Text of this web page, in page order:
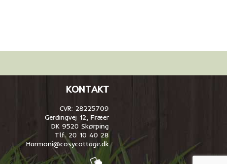
KONTAKT
CVR: 28225709
Gerdingvej 12, Fræer
DK 9520 Skørping
Tlf. 20 10 40 28
Harmoni@cosycottage.dk